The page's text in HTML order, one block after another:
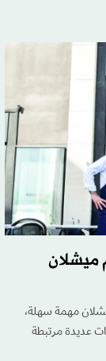
ميشلان
مهمة سهلة،
عديدة مرتبطة